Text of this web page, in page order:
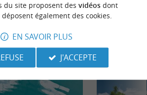
TESTÉPOUR VOUS
du site proposent des vidéosdont
également des cookies.
EN SAVOIR PLUS
J'ACCEPTE